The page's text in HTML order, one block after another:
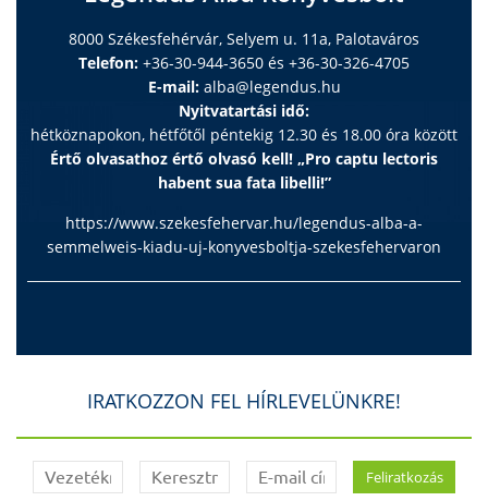
8000 Székesfehérvár, Selyem u. 11a, Palotaváros
Telefon: +36-30-944-3650 és +36-30-326-4705
E-mail: alba@legendus.hu
Nyitvatartási idő:
hétköznapokon, hétfőtől péntekig 12.30 és 18.00 óra között
Értő olvasathoz értő olvasó kell! „Pro captu lectoris
habent sua fata libelli!”
https://www.szekesfehervar.hu/legendus-alba-a-
semmelweis-kiadu-uj-konyvesboltja-szekesfehervaron
IRATKOZZON FEL HÍRLEVELÜNKRE!